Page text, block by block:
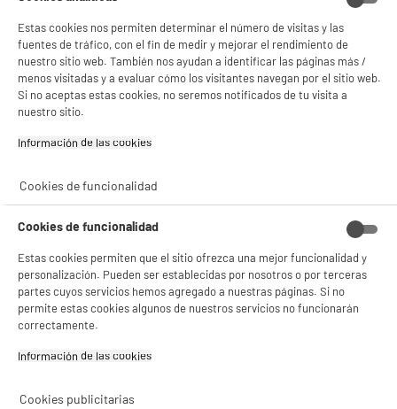
Gestionar cookies
✔ ACEPTAR TODAS
Estas cookies nos permiten determinar el número de visitas y las
fuentes de tráfico, con el fin de medir y mejorar el rendimiento de
nuestro sitio web. También nos ayudan a identificar las páginas más /
menos visitadas y a evaluar cómo los visitantes navegan por el sitio web.
Si no aceptas estas cookies, no seremos notificados de tu visita a
nuestro sitio.
Información de las cookies‎
Cookies de funcionalidad
Cookies de funcionalidad
Estas cookies permiten que el sitio ofrezca una mejor funcionalidad y
personalización. Pueden ser establecidas por nosotros o por terceras
partes cuyos servicios hemos agregado a nuestras páginas. Si no
permite estas cookies algunos de nuestros servicios no funcionarán
correctamente.
Información de las cookies‎
Cookies publicitarias